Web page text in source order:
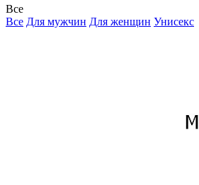
Все
Все Для мужчин Для женщин Унисекс